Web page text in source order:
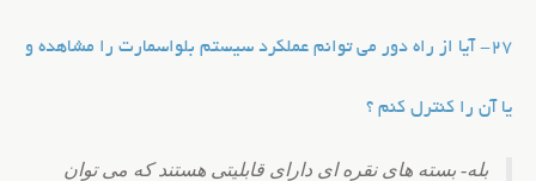
27- آیا از راه دور می توانم عملکرد سیستم بلواسمارت را مشاهده و
یا آن را کنترل کنم ؟
بله- بسته های نقره ای دارای قابلیتی هستند که می توان